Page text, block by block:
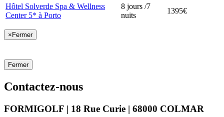
Hôtel Solverde Spa & Wellness
Center 5* à Porto
8 jours /7
nuits
1395€
×Fermer
Fermer
Contactez-nous
FORMIGOLF | 18 Rue Curie | 68000 COLMAR